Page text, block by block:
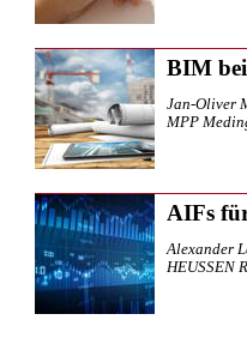
BIM
Jan-Oliver
MPP
AIFs
Alexander
HEUSSEN